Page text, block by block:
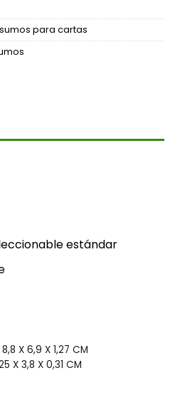
para cartas
estándar‎
8,8 X 6,9 X 1,27 CM
X 3,8 X 0,31 CM